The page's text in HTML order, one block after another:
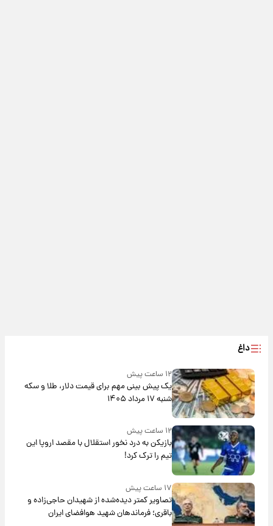
داغ
۱۲ ساعت پیش
یک پیش ‌بینی مهم برای قیمت دلار، طلا و سکه
شنبه ۱۷ مرداد ۱۴۰۵
۱۲ ساعت پیش
بازیکن به درد نخور استقلال با مقصد اروپا این
تیم را ترک کرد!
۱۷ ساعت پیش
تصاویر کمتر دیده‌شده از شهیدان حاجی‌زاده و
باقری؛ فرماندهان شهید هوافضای ایران